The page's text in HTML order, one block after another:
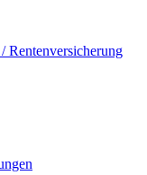
Rentenversicherung